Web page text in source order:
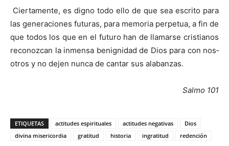
Ciertamente, es digno todo ello de que sea escrito para
las generaciones futuras, para memoria perpetua, a fin de
que todos los que en el futuro han de llamarse cristianos
reconozcan la inmensa benignidad de Dios para con nos­
otros y no dejen nunca de cantar sus alabanzas.
Salmo 101
ETIQUETAS actitudes espirituales actitudes negativas
Dios
divina misericordia
gratitud historia ingratitud redención